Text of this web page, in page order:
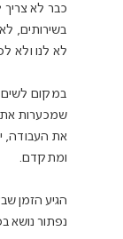
כבר לא
בשירותים,
במקום
שמכערות את
את העבודה,
ומתקדם.
הגיע הזמן